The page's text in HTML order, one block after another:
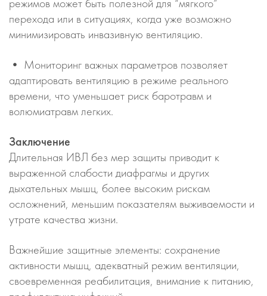
перехода или в ситуациях, когда уже возможно
минимизировать инвазивную вентиляцию.
• Мониторинг важных параметров позволяет
адаптировать вентиляцию в режиме реального
времени, что уменьшает риск баротравм и
волюмиатравм легких.
Заключение
Длительная ИВЛ без мер защиты приводит к
выраженной слабости диафрагмы и других
дыхательных мышц, более высоким рискам
осложнений, меньшим показателям выживаемости и
утрате качества жизни.
Важнейшие защитные элементы: сохранение
активности мышц, адекватный режим вентиляции,
своевременная реабилитация, внимание к питанию,